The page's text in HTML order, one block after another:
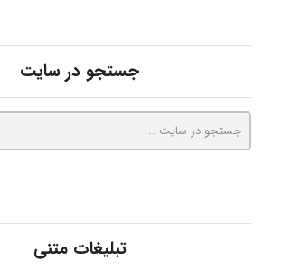
جستجو در سایت
تبلیغات متنی